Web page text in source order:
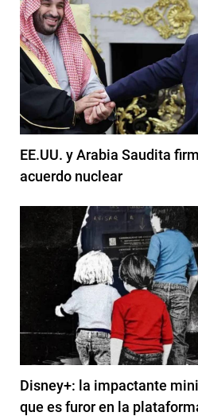
EE.UU. y Arabia Saudita
acuerdo nuclear
Disney+: la impactante
que es furor en la